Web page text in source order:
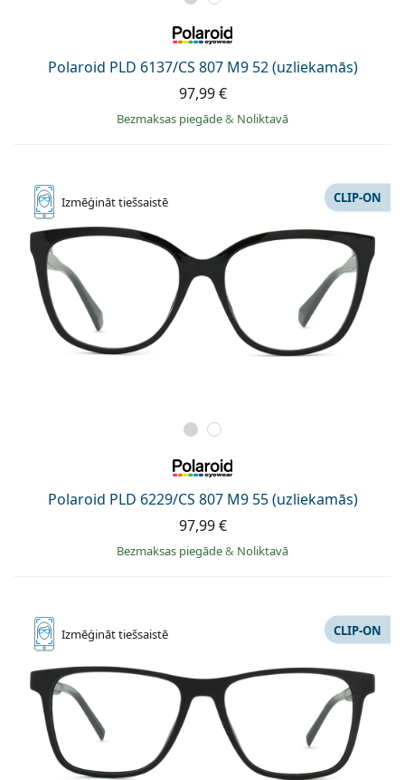
Polaroid PLD 6137/CS 807 M9 52 (uzliekamās)
97,99 €
Bezmaksas piegāde& Noliktavā
Izmēģināttiešsaistē
Polaroid PLD 6229/CS 807 M9 55 (uzliekamās)
CLIP-ON
97,99 €
Bezmaksas piegāde& Noliktavā
Izmēģināttiešsaistē CLIP-ON